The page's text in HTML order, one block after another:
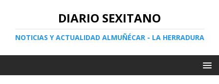
DIARIO SEXITANO
NOTICIAS Y ACTUALIDAD ALMUÑÉCAR - LA HERRADURA